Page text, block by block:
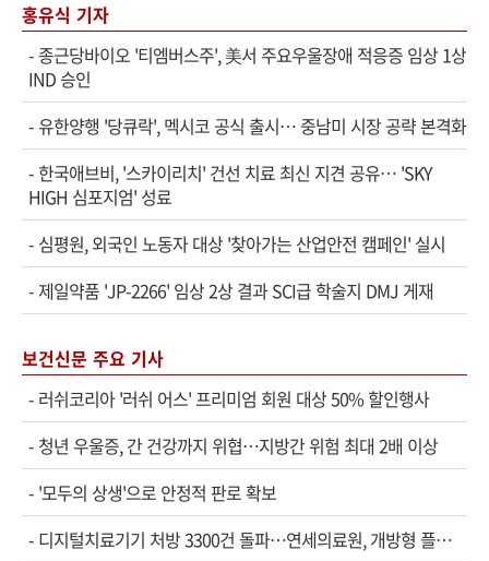
홍유식 기자
-종근당바이오 '티엠버스주', 美서 주요우울장애 적응증 임상 1상
IND 승인
-유한양행 '당큐락', 멕시코 공식 출시… 중남미 시장 공략 본격화
- 한국애브비, '스카이리치' 건선 치료 최신 지견 공유… 'SKY
HIGH 심포지엄' 성료
- 심평원, 외국인 노동자 대상 '찾아가는 산업안전 캠페인' 실시
-제일약품 'JP-2266' 임상 2상 결과 SCI급 학술지 DMJ 게재
보건신문 주요 기사
- 러쉬코리아 '러쉬 어스' 프리미엄 회원 대상 50% 할인행사
- 청년 우울증, 간 건강까지 위협…지방간 위험 최대 2배 이상
- '모두의 상생'으로 안정적 판로 확보
- 디지털치료기기 처방 3300건 돌파…연세의료원, 개방형 플랫폼 성과 공개